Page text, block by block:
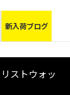
新入荷ブログ
ストウォッ